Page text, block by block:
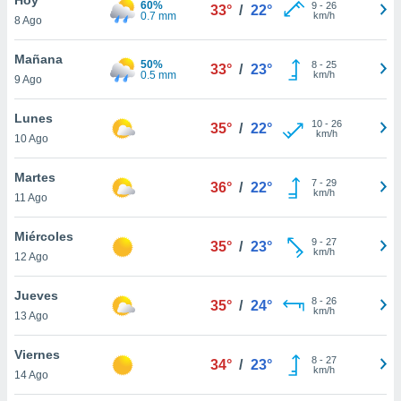
en
más
nuestra
de
cookies
aceptar
8 Ago
60%
0.7 mm
33° / 22° 9- 26
km/h
Mañana
9 Ago
50%
0.5 mm
33° / 23° 8- 25
km/h
Lunes
10 Ago
35° / 22° 10- 26
km/h
Martes
11 Ago
36° / 22° 7- 29
km/h
Miércoles
12 Ago
35° / 23° 9- 27
km/h
Jueves
13 Ago
35° / 24° 8- 26
km/h
Viernes
14 Ago
34° / 23° 8- 27
km/h